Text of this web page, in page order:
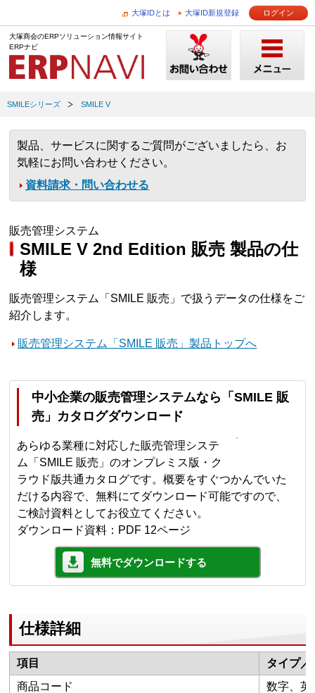
大塚IDとは 大塚ID新規登録 ログイン
大塚商会のERPソリューション情報サイト
ERPナビ
SMILEシリーズ SMILE V
製品、サービスに関するご質問がございましたら、お
気軽にお問い合わせください。
資料請求・問い合わせる
販売管理システム
SMILE V 2nd Edition 販売 製品の仕
様
販売管理システム「SMILE 販売」で扱うデータの仕様をご
紹介します。
販売管理システム「SMILE 販売」製品トップへ
中小企業の販売管理システムなら「SMILE 販
売」カタログダウンロード
あらゆる業種に対応した販売管理システ
ム「SMILE 販売」のオンプレミス版・ク
ラウド版共通カタログです。概要をすぐつかんでいた
だける内容で、無料にてダウンロード可能ですので、
ご検討資料としてお役立てください。
ダウンロード資料：PDF 12ページ
無料でダウンロードする
仕様詳細
項目
タイプ／
商品コード
数字、英